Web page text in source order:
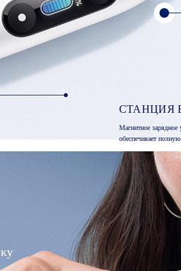
СТАНЦИЯ
Магнитное зарядное
обеспечивает